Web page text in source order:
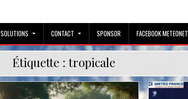
SOLUTIONS CONTACT SPONSOR FACEBOOK METEONET
Étiquette :tropicale